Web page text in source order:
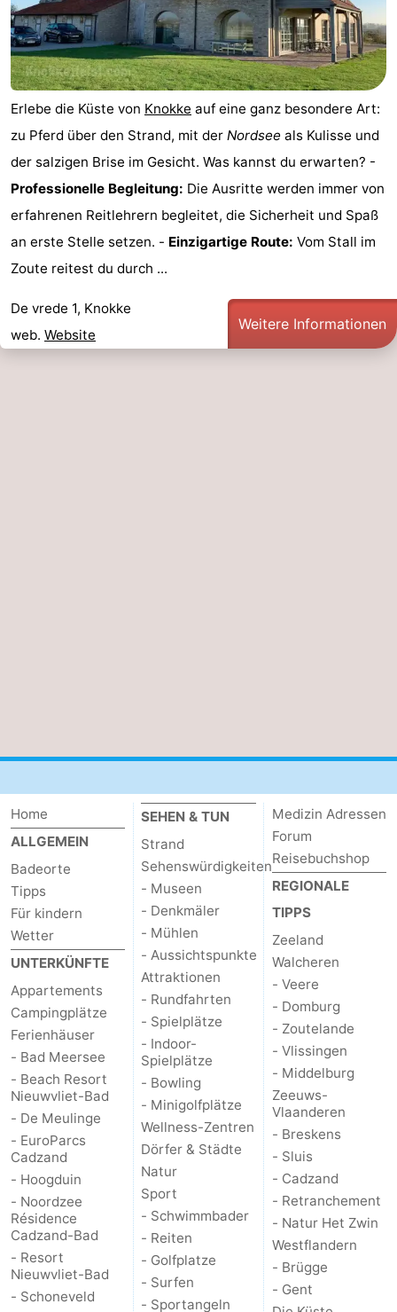
-
Veere
-
Domburg
-
Vlissingen
-
Vlaanderen
-
Breskens
-
Sluis
-
Kontakt
Erlebe die Küste von Knokke auf eine ganz besondere Art:
zu Pferd über den Strand, mit der Nordsee als Kulisse und
der salzigen Brise im Gesicht. Was kannst du erwarten? -
Professionelle Begleitung: Die Ausritte werden immer von
erfahrenen Reitlehrern begleitet, die Sicherheit und Spaß
an erste Stelle setzen. - Einzigartige Route: Vom Stall im
Zoute reitest du durch ...
De vrede 1, Knokke
web. Website
Weitere Informationen
Home
ALLGEMEIN
Badeorte
Tipps
Für kindern
Wetter
UNTERKÜNFTE
Appartements
Campingplätze
Ferienhäuser
- Bad Meersee
- Beach Resort
Nieuwvliet-Bad
- De Meulinge
- EuroParcs
Cadzand
- Hoogduin
- Noordzee
Résidence
Cadzand-Bad
- Resort
Nieuwvliet-Bad
- Schoneveld
SEHEN & TUN
Strand
Sehenswürdigkeiten
- Museen
- Denkmäler
- Mühlen
- Aussichtspunkte
Attraktionen
- Rundfahrten
- Spielplätze
- Indoor-
Spielplätze
- Bowling
- Minigolfplätze
Wellness-Zentren
Dörfer & Städte
Natur
Sport
- Schwimmbader
- Reiten
- Golfplatze
- Surfen
- Sportangeln
Medizin Adressen
Forum
Reisebuchshop
REGIONALE
TIPPS
Zeeland
Walcheren
- Veere
- Domburg
- Zoutelande
- Vlissingen
- Middelburg
Zeeuws-
Vlaanderen
- Breskens
- Sluis
- Cadzand
- Retranchement
- Natur Het Zwin
Westflandern
- Brügge
- Gent